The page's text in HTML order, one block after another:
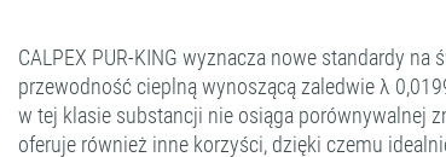
CALPEX PUR-KING wyznacza nowe standardy
przewodność cieplną wynoszącą zaledwie λ
w tej klasie substancji nie osiąga porównywalnej
oferuje również inne korzyści, dzięki czemu